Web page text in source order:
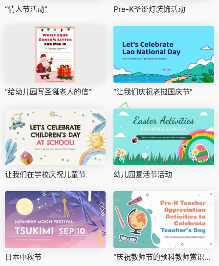
“情人节活动” Pre-K圣诞灯装饰活动
“给幼儿园写圣诞老人的信” “让我们庆祝老挝国庆节”
让我们在学校庆祝儿童节 幼儿园复活节活动
日本中秋节 “庆祝教师节的预科教师赏识活动”